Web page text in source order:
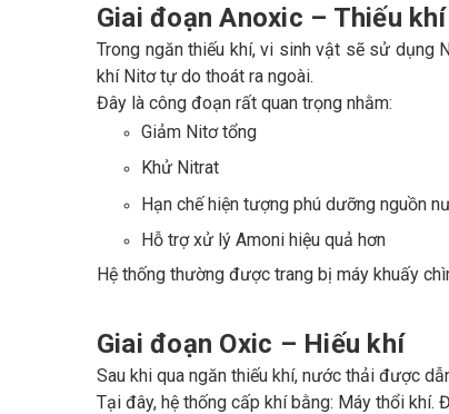
Giai đoạn Anoxic – Thiếu khí
Trong ngăn thiếu khí, vi sinh vật sẽ sử dụng
khí Nitơ tự do thoát ra ngoài.
Đây là công đoạn rất quan trọng nhằm:
Giảm Nitơ tổng
Khử Nitrat
Hạn chế hiện tượng phú dưỡng nguồn
Hỗ trợ xử lý Amoni hiệu quả hơn
Hệ thống thường được trang bị máy khuấy
Giai đoạn Oxic – Hiếu khí
Sau khi qua ngăn thiếu khí, nước thải được
Tại đây, hệ thống cấp khí bằng: Máy thổi khí.